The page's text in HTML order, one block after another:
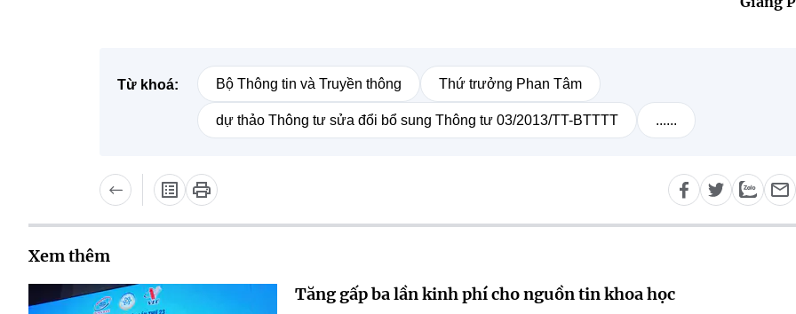
Từ khoá: Bộ Thông tin và Truyền thông Thứ trưởng Phan Tâm
dự thảo Thông tư sửa đổi bổ sung Thông tư 03/2013/TT-BTTTT ......
Xem thêm
Tăng gấp ba lần kinh phí cho nguồn tin khoa học